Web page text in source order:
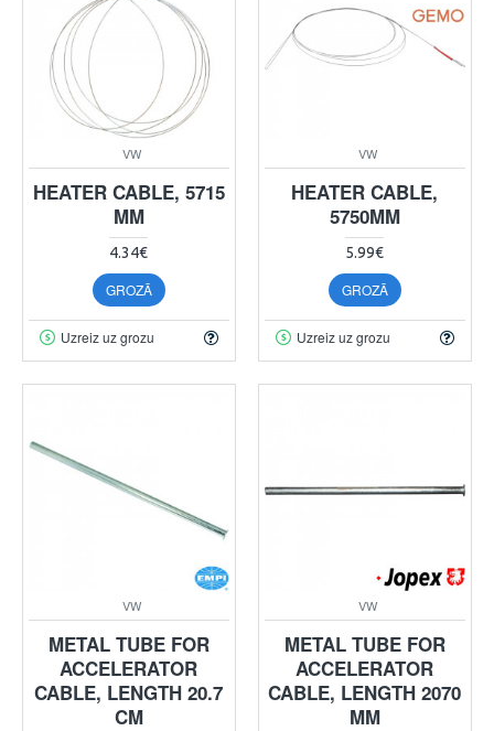
VW
HEATER CABLE, 5715
MM
4.34€
GROZĀ
Uzreiz uz grozu
VW
HEATER CABLE,
5750MM
5.99€
GROZĀ
Uzreiz uz grozu
VW
METAL TUBE FOR
ACCELERATOR
CABLE, LENGTH 20.7
CM
VW
METAL TUBE FOR
ACCELERATOR
CABLE, LENGTH 2070
MM